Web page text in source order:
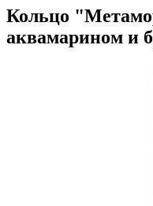
Кольцо
аквамарином и